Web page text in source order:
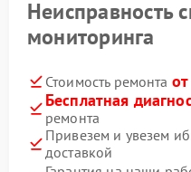
Неисправность
мониторинга
Стоимость ремонта
Бесплатная
ремонта
Привезем и увезем
доставкой